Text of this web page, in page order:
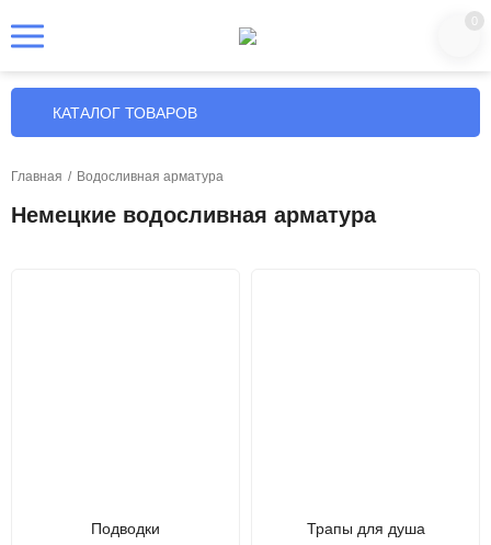
0
КАТАЛОГ ТОВАРОВ
Главная / Водосливная арматура
Немецкие водосливная арматура
Подводки Трапы для душа